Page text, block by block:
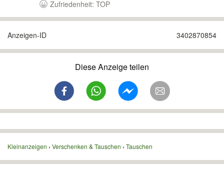
Zufriedenheit: TOP
Anzeigen-ID 3402870854
Diese Anzeige teilen
Kleinanzeigen Verschenken & Tauschen Tauschen